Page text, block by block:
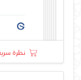
نظرة